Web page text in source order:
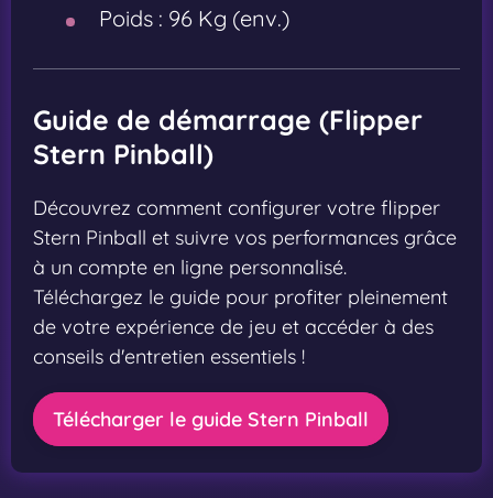
Poids : 96 Kg (env.)
Guide de démarrage (Flipper
Stern Pinball)
Découvrez comment configurer votre flipper
Stern Pinball et suivre vos performances grâce
à un compte en ligne personnalisé.
Téléchargez le guide pour profiter pleinement
de votre expérience de jeu et accéder à des
conseils d'entretien essentiels !
Télécharger le guide Stern Pinball